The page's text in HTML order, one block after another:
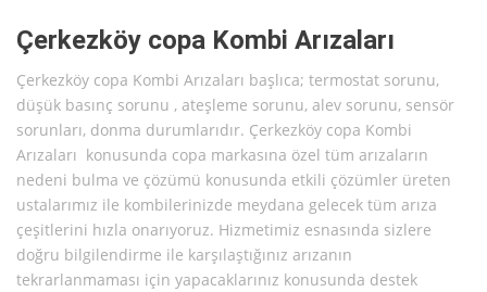
Çerkezköy copa Kombi Arızaları
Çerkezköy copa Kombi Arızaları başlıca; termostat sorunu,
düşük basınç sorunu , ateşleme sorunu, alev sorunu, sensör
sorunları, donma durumlarıdır. Çerkezköy copa Kombi
Arızaları konusunda copa markasına özel tüm arızaların
nedeni bulma ve çözümü konusunda etkili çözümler üreten
ustalarımız ile kombilerinizde meydana gelecek tüm arıza
çeşitlerini hızla onarıyoruz. Hizmetimiz esnasında sizlere
doğru bilgilendirme ile karşılaştığınız arızanın
tekrarlanmaması için yapacaklarınız konusunda destek